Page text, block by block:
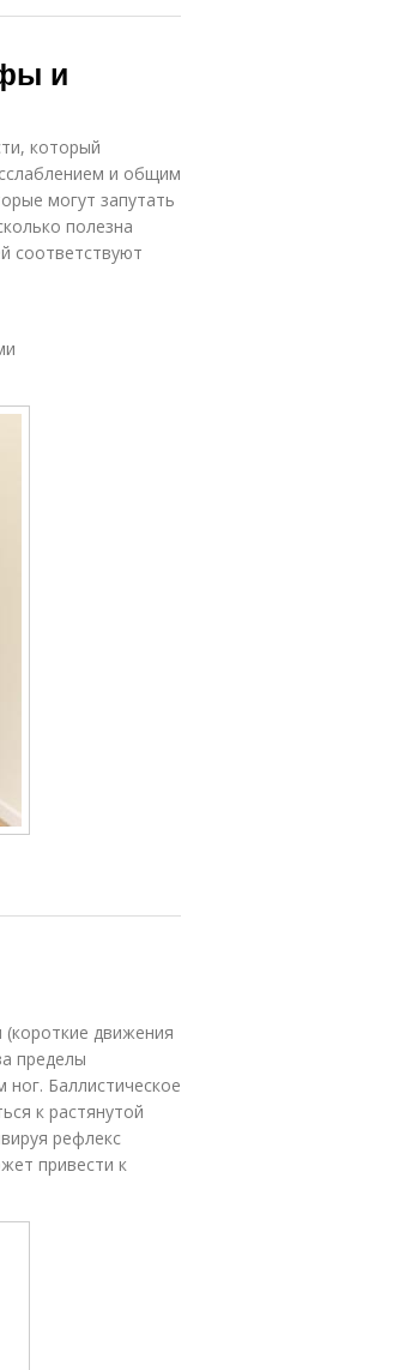
и
который
и общим
могут запутать
полезна
соответствуют
движения
пределы
Баллистическое
к растянутой
рефлекс
привести к